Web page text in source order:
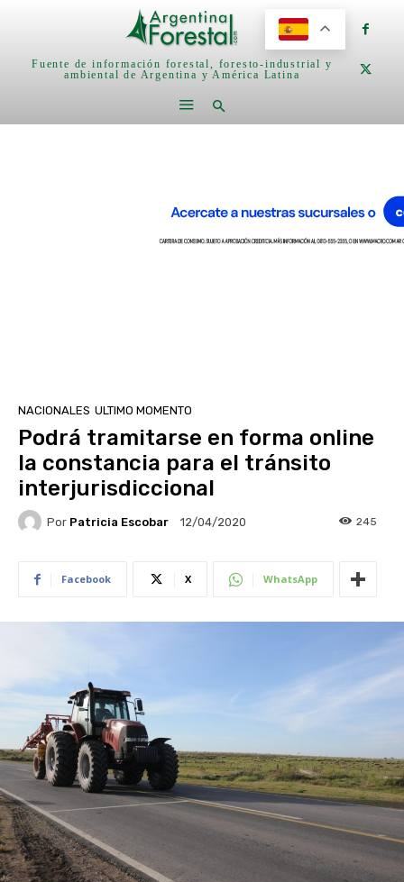
Fuente de información forestal, foresto-industrial y
ambiental de Argentina y América Latina
NACIONALES ULTIMO MOMENTO
Podrá tramitarse en forma online
la constancia para el tránsito
interjurisdiccional
Por Patricia Escobar 12/04/2020 245
Facebook X WhatsApp